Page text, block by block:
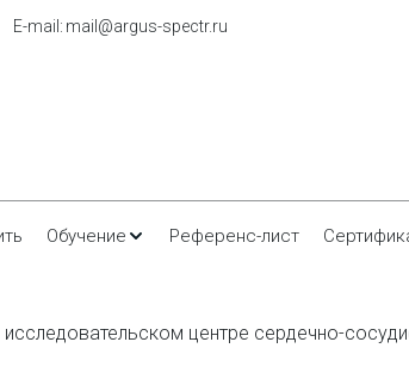
E-m
ail: mail@argus-spectr.ru
Обучение Референс-лист
центре сердечно-